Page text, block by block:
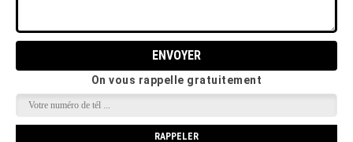
On vous rappelle gratuitement